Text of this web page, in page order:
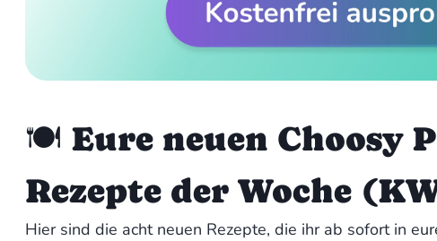
🍽️ Eure neuen Choosy
Rezepte der Woche
Hier sind die acht neuen Rezepte, die ihr ab sofort in